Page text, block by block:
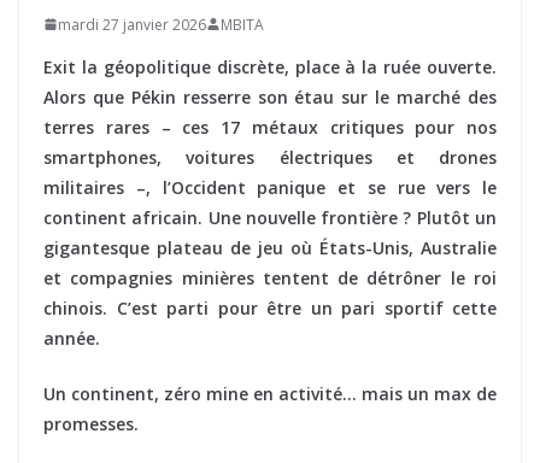
mardi 27 janvier 2026 MBITA
Exit la géopolitique discrète, place à la ruée ouverte.
Alors que Pékin resserre son étau sur le marché des
terres rares – ces 17 métaux critiques pour nos
smartphones, voitures électriques et drones
militaires –, l’Occident panique et se rue vers le
continent africain. Une nouvelle frontière ? Plutôt un
gigantesque plateau de jeu où États-Unis, Australie
et compagnies minières tentent de détrôner le roi
chinois. C’est parti pour être un pari sportif cette
année.
Un continent, zéro mine en activité… mais un max de
promesses.